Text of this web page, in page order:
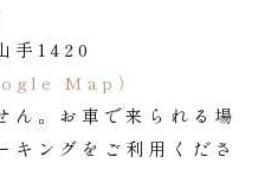
手1420
Map）
。お車で来られる場
キングをご利用くださ